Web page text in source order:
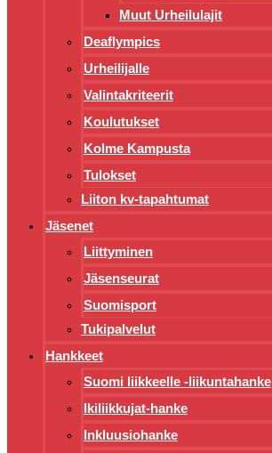
Muut Urheilulajit
Deaflympics
Urheilijalle
Valintakriteerit
Koulutukset
Kolme Kampusta
Tulokset
Liiton kv-tapahtumat
Jäsenet
Liittyminen
Jäsenseurat
Suomisport
Tukipalvelut
Hankkeet
Suomi liikkeelle -liikuntahanke
Ikiliikkujat-hanke
Inkluusiohanke